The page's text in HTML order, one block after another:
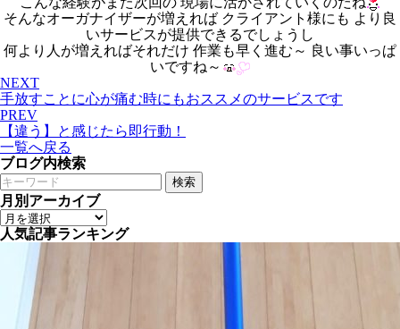
そんなオーガナイザーが増えれば クライアント様にも より良
いサービスが提供できるでしょうし
何より人が増えればそれだけ 作業も早く進む～ 良い事いっぱ
いですね～
NEXT
手放すことに心が痛む時にもおススメのサービスです
PREV
【違う】と感じたら即行動！
一覧へ戻る
ブログ内検索
検索
月別アーカイブ
人気記事ランキング